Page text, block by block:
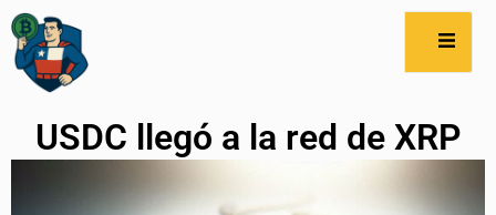
USDC llegó a la red de XRP